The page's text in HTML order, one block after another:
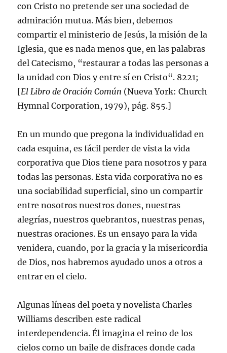
con Cristo no pretende ser una sociedad de
admiración mutua. Más bien, debemos
compartir el ministerio de Jesús, la misión de la
Iglesia, que es nada menos que, en las palabras
del Catecismo, “restaurar a todas las personas a
la unidad con Dios y entre sí en Cristo“. 8221;
[El Libro de Oración Común (Nueva York: Church
Hymnal Corporation, 1979), pág. 855.]
En un mundo que pregona la individualidad en
cada esquina, es fácil perder de vista la vida
corporativa que Dios tiene para nosotros y para
todas las personas. Esta vida corporativa no es
una sociabilidad superficial, sino un compartir
entre nosotros nuestros dones, nuestras
alegrías, nuestros quebrantos, nuestras penas,
nuestras oraciones. Es un ensayo para la vida
venidera, cuando, por la gracia y la misericordia
de Dios, nos habremos ayudado unos a otros a
entrar en el cielo.
Algunas líneas del poeta y novelista Charles
Williams describen este radical
interdependencia. Él imagina el reino de los
cielos como un baile de disfraces donde cada